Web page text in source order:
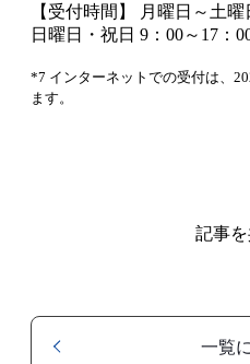
【受付時間】 月曜日～土
日曜日・祝日 9：00～17：
*7 インターネットでの受付は、
ます。
記事
一覧